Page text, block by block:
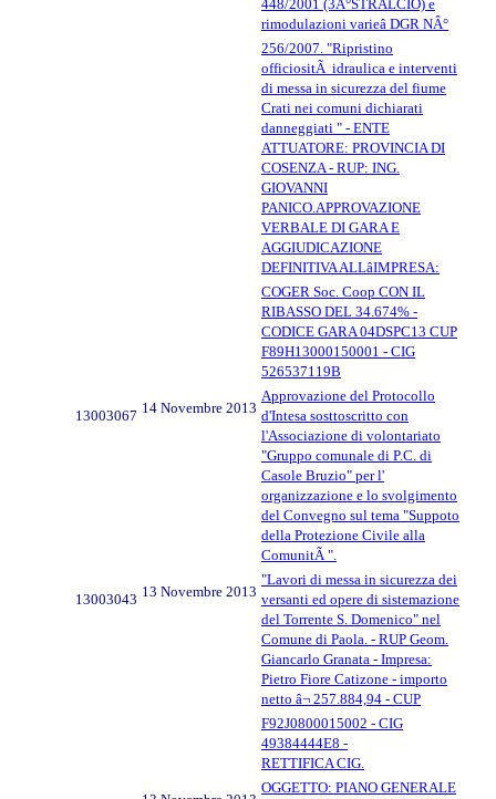
448/2001 (3Â°STRALCIO) e
rimodulazioni varieâ DGR NÂ°
256/2007. "Ripristino
officiositÃ idraulica e interventi
di messa in sicurezza del fiume
Crati nei comuni dichiarati
danneggiati " - ENTE
ATTUATORE: PROVINCIA DI
COSENZA - RUP: ING.
GIOVANNI
PANICO.APPROVAZIONE
VERBALE DI GARA E
AGGIUDICAZIONE
DEFINITIVA ALLâIMPRESA:
COGER Soc. Coop CON IL
RIBASSO DEL 34.674% -
CODICE GARA 04DSPC13 CUP
F89H13000150001 - CIG
526537119B
13003067 14 Novembre 2013
Approvazione del Protocollo
d'Intesa sosttoscritto con
l'Associazione di volontariato
"Gruppo comunale di P.C. di
Casole Bruzio" per l'
organizzazione e lo svolgimento
del Convegno sul tema "Suppoto
della Protezione Civile alla
ComunitÃ ".
13003043 13 Novembre 2013
"Lavori di messa in sicurezza dei
versanti ed opere di sistemazione
del Torrente S. Domenico" nel
Comune di Paola. - RUP Geom.
Giancarlo Granata - Impresa:
Pietro Fiore Catizone - importo
netto â¬ 257.884,94 - CUP
F92J0800015002 - CIG
49384444E8 -
RETTIFICA CIG.
OGGETTO: PIANO GENERALE